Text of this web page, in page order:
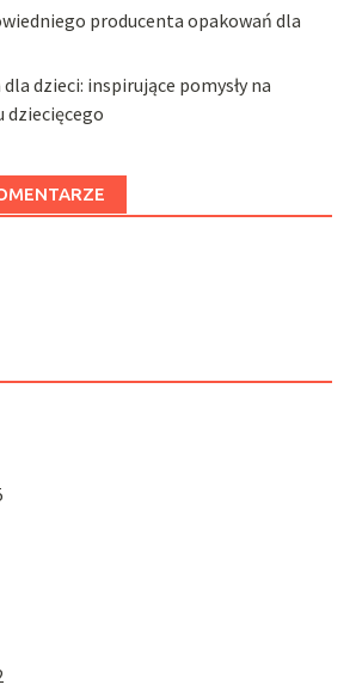
producenta opakowań dla
dla dzieci: inspirujące pomysły na
dziecięcego